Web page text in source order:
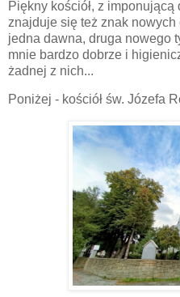
Piękny kościół, z
znajduje się też znak
jedna dawna, druga nowego
mnie bardzo dobrze i
żadnej z nich...
Poniżej - kościół św. Józefa